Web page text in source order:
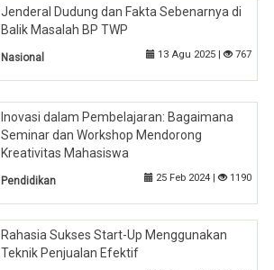
Jenderal Dudung dan Fakta Sebenarnya di
Balik Masalah BP TWP
Nasional 13 Agu 2025 | 767
Inovasi dalam Pembelajaran: Bagaimana
Seminar dan Workshop Mendorong
Kreativitas Mahasiswa
Pendidikan 25 Feb 2024 | 1190
Rahasia Sukses Start-Up Menggunakan
Teknik Penjualan Efektif